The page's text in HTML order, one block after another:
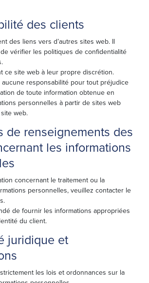
des clients
des liens vers d’autres sites web. Il
vérifier les politiques de confidentialité
ce site web à leur propre discrétion.
aucune responsabilité pour tout préjudice
de toute information obtenue en
personnelles à partir de sites web
web.
de renseignements des
les informations
concernant le traitement ou la
personnelles, veuillez contacter le
de fournir les informations appropriées
du client.
juridique et
les lois et ordonnances sur la